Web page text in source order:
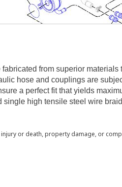
from superior
hose and couplings are
a perfect fit that yields
high tensile steel wire
or death, property damage, or